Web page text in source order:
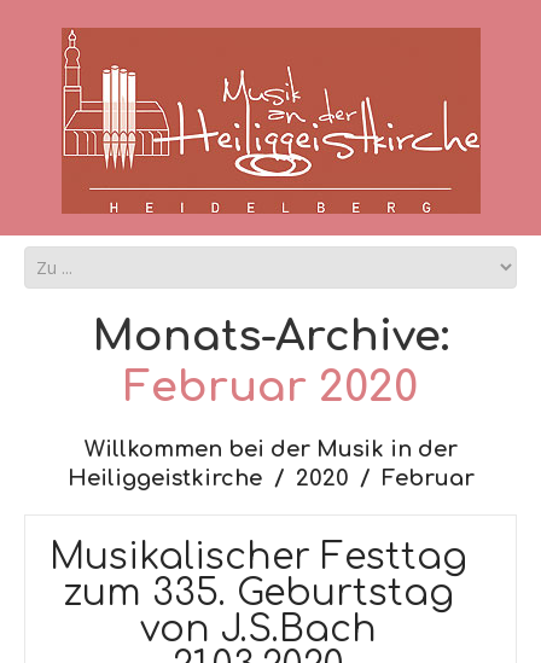
Monats-Archive:
Februar 2020
Willkommen bei der Musik in der
Heiliggeistkirche
2020 Februar
Musikalischer Festtag
zum 335. Geburtstag
von J.S.Bach